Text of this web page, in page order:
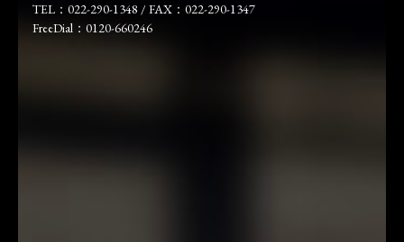
TEL：022-290-1348 / FAX：022-290-1347
FreeDial：0120-660246